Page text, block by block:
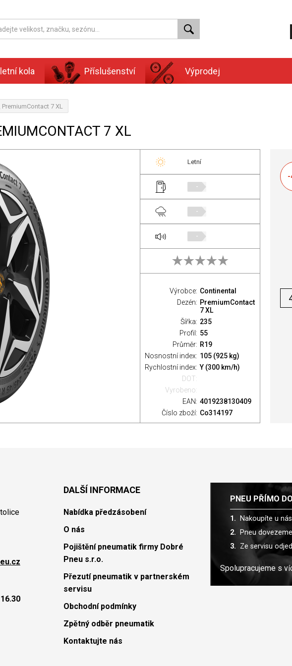
kola Příslušenství Výprodej
PremiumContact 7 XL
7 XL
Letní
-
-
-
Výrobce: Continental
Dezén: PremiumContact
7 XL
Šířka: 235
Profil: 55
Průměr: R19
Nosnostní index: 105 (925 kg)
Rychlostní index: Y (300 km/h)
DOT:
Vyrobeno:
EAN: 4019238130409
Číslo zboží: Co314197
-
DALŠÍ INFORMACE
Nabídka předzásobení
O nás
Pojištění pneumatik firmy Dobré
Pneu s.r.o.
Přezutí pneumatik v partnerském
servisu
Obchodní podmínky
Zpětný odběr pneumatik
Kontaktujte nás
PNEU PŘÍMO
Nakoupíte u nás
Pneu
Ze servisu
Spolupracujeme s